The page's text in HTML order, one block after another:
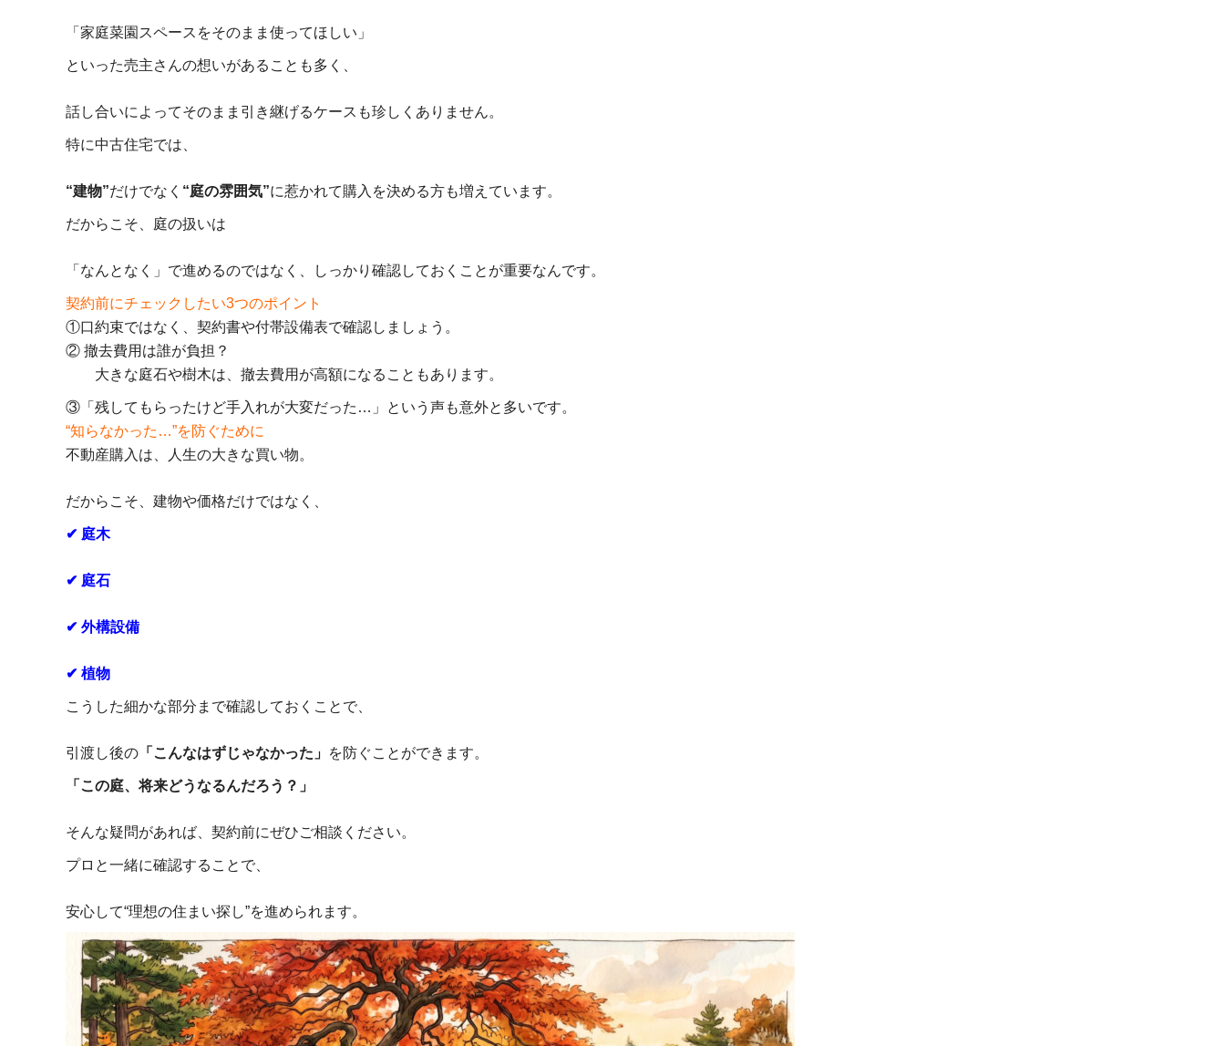
「家庭菜園スペースをそのまま使ってほしい」
といった売主さんの想いがあることも多く、
話し合いによってそのまま引き継げるケースも珍しくありません。
特に中古住宅では、
“建物”だけでなく “庭の雰囲気”に惹かれて購入を決める方も増えています。
だからこそ、庭の扱いは
「なんとなく」で進めるのではなく、しっかり確認しておくことが重要なんです。
契約前にチェックしたい3つのポイント
①口約束ではなく、契約書や付帯設備表で確認しましょう。
② 撤去費用は誰が負担？
大きな庭石や樹木は、撤去費用が高額になることもあります。
③ 「残してもらったけど手入れが大変だった…」という声も意外と多いです。
“知らなかった…”を防ぐために
不動産購入は、人生の大きな買い物。
だからこそ、建物や価格だけではなく、
✔ 庭木
✔ 庭石
✔ 外構設備
✔ 植物
こうした細かな部分まで確認しておくことで、
引渡し後の 「こんなはずじゃなかった」 を防ぐことができます。
「この庭、将来どうなるんだろう？」
そんな疑問があれば、契約前にぜひご相談ください。
プロと一緒に確認することで、
安心して“理想の住まい探し”を進められます。